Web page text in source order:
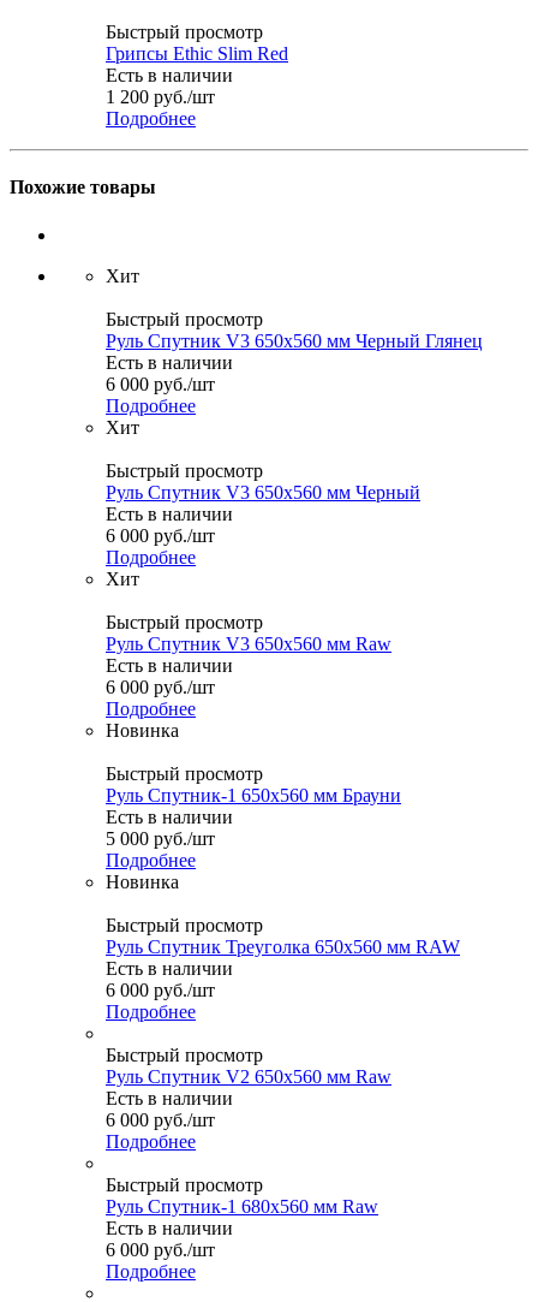
Быстрый просмотр
Грипсы Ethic Slim Red
Есть в наличии
1 200 руб./шт
Подробнее
Похожие товары
Хит
Быстрый просмотр
Руль Спутник V3 650x560 мм Черный Глянец
Есть в наличии
6 000 руб./шт
Подробнее
Хит
Быстрый просмотр
Руль Спутник V3 650x560 мм Черный
Есть в наличии
6 000 руб./шт
Подробнее
Хит
Быстрый просмотр
Руль Спутник V3 650x560 мм Raw
Есть в наличии
6 000 руб./шт
Подробнее
Новинка
Быстрый просмотр
Руль Спутник-1 650x560 мм Брауни
Есть в наличии
5 000 руб./шт
Подробнее
Новинка
Быстрый просмотр
Руль Спутник Треуголка 650x560 мм RAW
Есть в наличии
6 000 руб./шт
Подробнее
Быстрый просмотр
Руль Спутник V2 650x560 мм Raw
Есть в наличии
6 000 руб./шт
Подробнее
Быстрый просмотр
Руль Спутник-1 680x560 мм Raw
Есть в наличии
6 000 руб./шт
Подробнее